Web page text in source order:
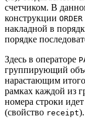
счетчиком. В
конструкции
накладной в
порядке
Здесь в операторе
группирующий
нарастающим
рамках каждой из
номера строки
(свойство receipt).